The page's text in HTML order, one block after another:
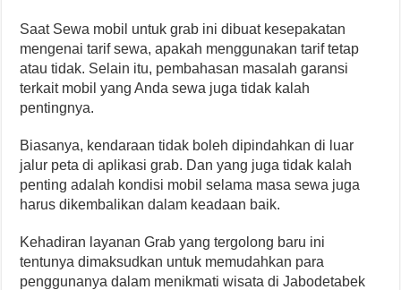
Saat Sewa mobil untuk grab ini dibuat kesepakatan
mengenai tarif sewa, apakah menggunakan tarif tetap
atau tidak. Selain itu, pembahasan masalah garansi
terkait mobil yang Anda sewa juga tidak kalah
pentingnya.
Biasanya, kendaraan tidak boleh dipindahkan di luar
jalur peta di aplikasi grab. Dan yang juga tidak kalah
penting adalah kondisi mobil selama masa sewa juga
harus dikembalikan dalam keadaan baik.
Kehadiran layanan Grab yang tergolong baru ini
tentunya dimaksudkan untuk memudahkan para
penggunanya dalam menikmati wisata di Jabodetabek